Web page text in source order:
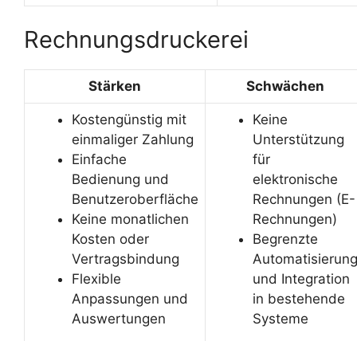
Rechnungsdruckerei
Stärken Schwächen
Kostengünstig mit
einmaliger Zahlung
Einfache
Bedienung und
Benutzeroberfläche
Keine monatlichen
Kosten oder
Vertragsbindung
Flexible
Anpassungen und
Auswertungen
Keine
Unterstützung
für
elektronische
Rechnungen (E-
Rechnungen)
Begrenzte
Automatisierung
und Integration
in bestehende
Systeme